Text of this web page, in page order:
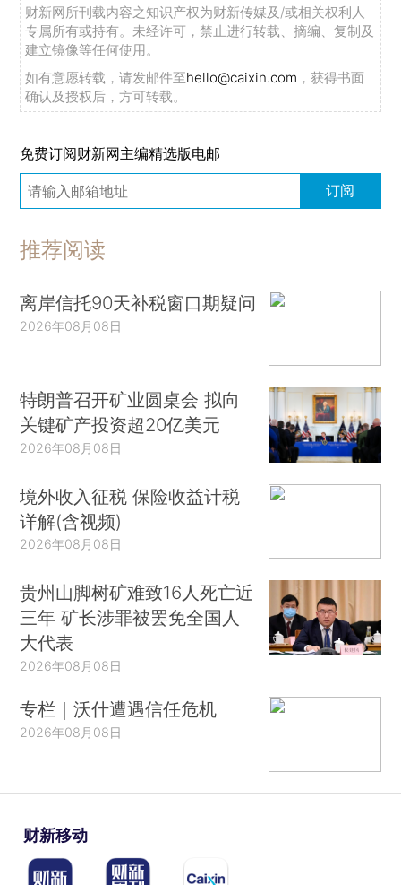
财新网所刊载内容之知识产权为财新传媒及/或相关权利人
专属所有或持有。未经许可，禁止进行转载、摘编、复制及
建立镜像等任何使用。
如有意愿转载，请发邮件至hello@caixin.com ，获得书面
确认及授权后，方可转载。
免费订阅财新网主编精选版电邮
订阅
推荐阅读
离岸信托90天补税窗口期疑问
2026年08月08日
特朗普召开矿业圆桌会 拟向
关键矿产投资超20亿美元
2026年08月08日
境外收入征税 保险收益计税
详解(含视频)
2026年08月08日
贵州山脚树矿难致16人死亡近
三年 矿长涉罪被罢免全国人
大代表
2026年08月08日
专栏｜沃什遭遇信任危机
2026年08月08日
财新移动